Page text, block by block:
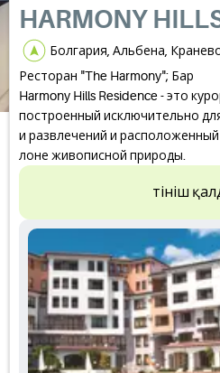
HARMONY
Болгария, Альбена,
Ресторан "The Harmony"; Бар
Harmony Hills Residence - это
построенный исключительно
и развлечений и
лоне живописной природы.
Өтініш